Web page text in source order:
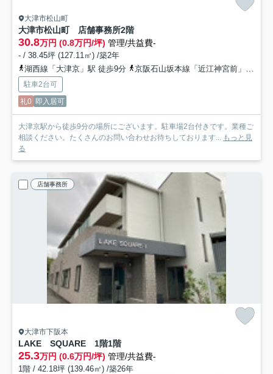
大津市松山町
大津市松山町 店舗事務所2階
30.8万円 (0.8万円/坪) 管理/共益費-
- / 38.45坪 (127.11㎡) /築2年
湖西線「大津京」駅 徒歩9分
京阪石山坂本線「近江神宮前」駅 徒歩10分
駐車2台可
礼0 即入居可
大津京駅から徒歩9分の場所にございます。駐車場2台付きです。業種ご
相談ください。たくさんのお問い合わせお待ちしております...
もっと見
る
店舗事務所
大津市下阪本
LAKE SQUARE 1階1階
25.3万円 (0.6万円/坪) 管理/共益費-
1階 / 42.18坪 (139.46㎡) /築26年